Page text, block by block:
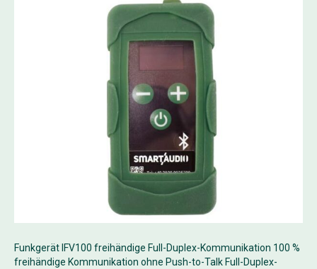
Funkgerät IFV100 freihändige Full-Duplex-Kommunikation 100 %
freihändige Kommunikation ohne Push-to-Talk Full-Duplex-